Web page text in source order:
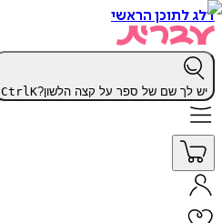
דלג לתוכן הראשי
יש לך שם של ספר על קצה הלשון? CtrlK